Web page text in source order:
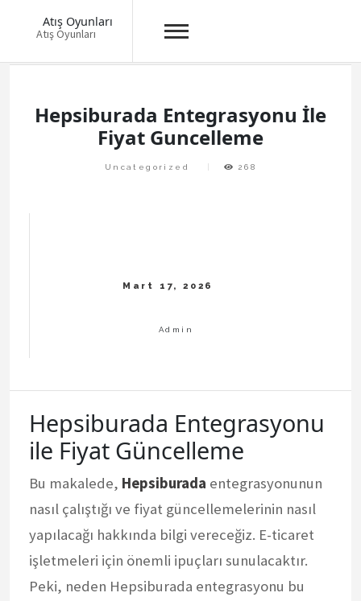
Atış Oyunları
Atış Oyunları
Hepsiburada Entegrasyonu İle
Fiyat Guncelleme
Uncategorized 268
Hepsiburada Entegrasyonu
ile Fiyat Güncelleme
Bu makalede, Hepsiburada entegrasyonunun
nasıl çalıştığı ve fiyat güncellemelerinin nasıl
yapılacağı hakkında bilgi vereceğiz. E-ticaret
işletmeleri için önemli ipuçları sunulacaktır.
Peki, neden Hepsiburada entegrasyonu bu